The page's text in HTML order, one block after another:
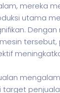
mereka
utama
tersebut,